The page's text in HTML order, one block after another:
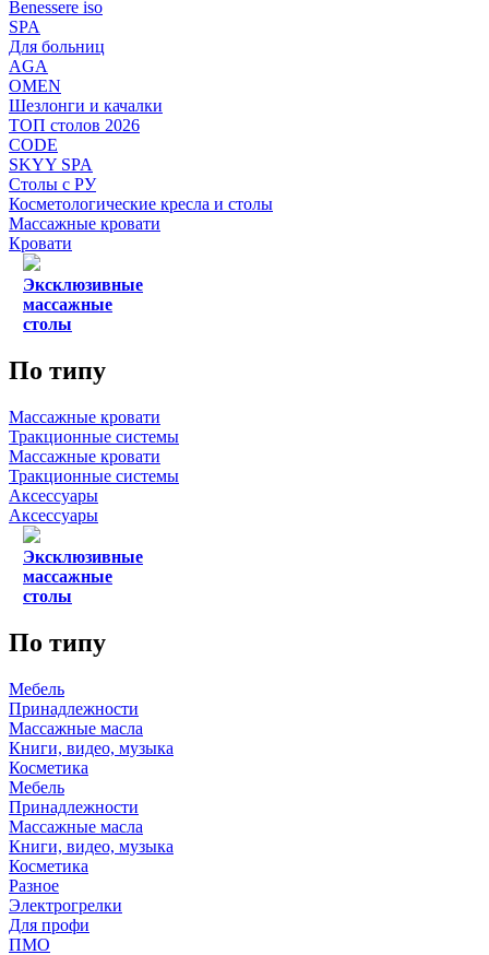
Benessere iso
SPA
Для больниц
AGA
OMEN
Шезлонги и качалки
ТОП столов 2026
CODE
SKYY SPA
Столы с РУ
Косметологические кресла и столы
Массажные кровати
Кровати
Эксклюзивные
массажные
столы
По типу
Массажные кровати
Тракционные системы
Массажные кровати
Тракционные системы
Аксессуары
Аксессуары
Эксклюзивные
массажные
столы
По типу
Мебель
Принадлежности
Массажные масла
Книги, видео, музыка
Косметика
Мебель
Принадлежности
Массажные масла
Книги, видео, музыка
Косметика
Разное
Электрогрелки
Для профи
ПМО